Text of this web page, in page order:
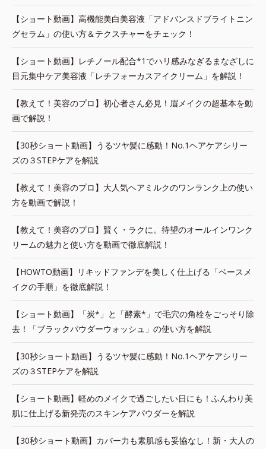
【ショート動画】高機能美白美容液「アドバンスドブライトニン
グセラム」の使い方＆テクスチャーをチェック！
【ショート動画】レチノール配合*1でハリ感みなぎるまなざしに
目元集中ケア美容液「レチフォーカスアイクリーム」を解説！
【教えて！美容のプロ】初心者さん必見！眉メイクの超基本を動
画で解説！
【30秒ショート動画】うるツヤ髪に感動！No.1ヘアケアシリー
ズの３STEPケアを解説
【教えて！美容のプロ】大人気ヘアミルクのワンランク上の使い
方を動画で解説！
【教えて！美容のプロ】賢く・ラクに。待望のオールインワンク
リームの魅力と使い方を動画で徹底解説！
【HOWTO動画】リキッドファンデを美しく仕上げる「ベースメ
イクの手順」を徹底解説！
【ショート動画】「炭*」と「酵素*」で毛穴の角栓をごっそり除
去！「ブラックパウダーウォッシュ」の使い方を解説
【30秒ショート動画】うるツヤ髪に感動！No.1ヘアケアシリー
ズの３STEPケアを解説
【ショート動画】軽めのメイクで過ごしたい日にも！ふんわり美
肌に仕上げる新発売のスキンケアパウダーを解説
【30秒ショート動画】カバー力も素肌感も妥協なし！新・大人の